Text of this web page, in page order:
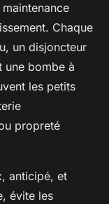
Chaque
un disjoncteur
une bombe à
les petits
propreté
anticipé, et
évite les